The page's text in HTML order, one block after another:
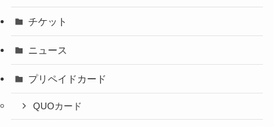
チケット
ニュース
プリペイドカード
QUOカード